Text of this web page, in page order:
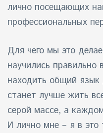
лично посещающих
профессиональных
Для чего мы это
научились правильно
находить общий язык
станет лучше жить
серой массе, а
И лично мне – я в